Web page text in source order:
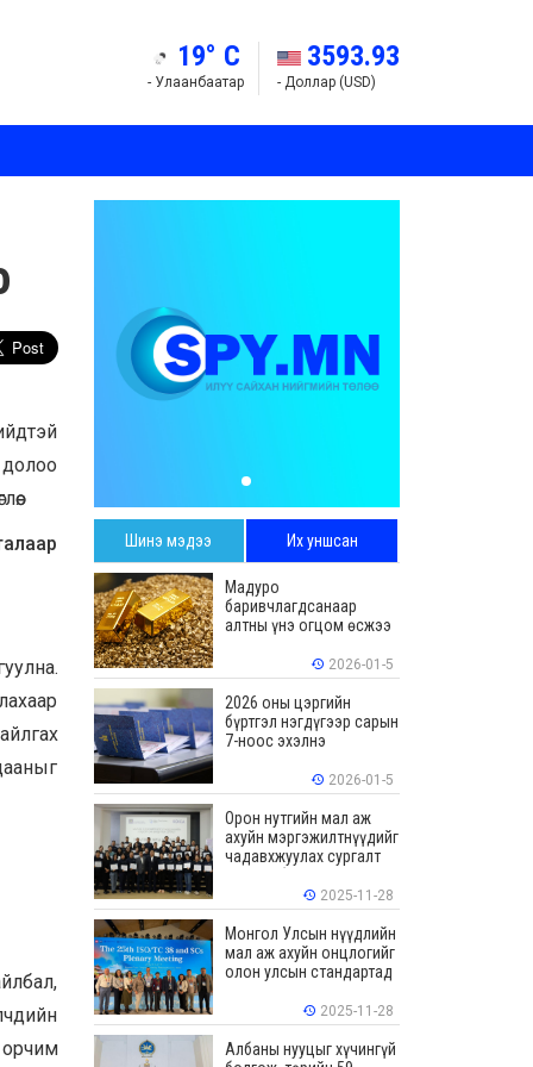
19° C
- Улаанбаатар
3593.93
- Доллар (USD)
Шинэ мэдээ Их уншсан
Мадуро
баривчлагдсанаар
алтны үнэ огцом өсжээ
2026-01-5
2026 оны цэргийн
бүртгэл нэгдүгээр сарын
7-ноос эхэлнэ
2026-01-5
Орон нутгийн мал аж
ахуйн мэргэжилтнүүдийг
чадавхжуулах сургалт
2025-11-28
Монгол Улсын нүүдлийн
мал аж ахуйн онцлогийг
олон улсын стандартад
2025-11-28
Албаны нууцыг хүчингүй